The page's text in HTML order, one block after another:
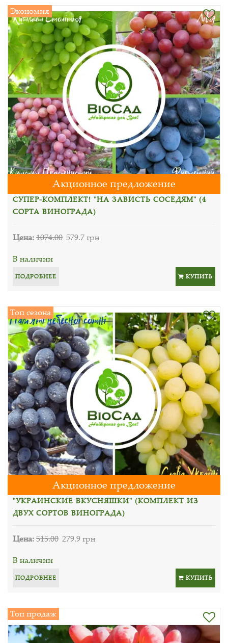
Экономия
Акционное предложение
СУПЕР-КОМПЛЕКТ! "НА ЗАВИСТЬ СОСЕДЯМ" (4
СОРТА ВИНОГРАДА)
Цена:1074.00 579.7 грн
В наличии
ПОДРОБНЕЕ КУПИТЬ
Топ сезона
Акционное предложение
"УКРАИНСКИЕ ВКУСНЯШКИ" (КОМПЛЕКТ ИЗ
ДВУХ СОРТОВ ВИНОГРАДА)
Цена:515.00 279.9 грн
В наличии
ПОДРОБНЕЕ КУПИТЬ
Топ продаж